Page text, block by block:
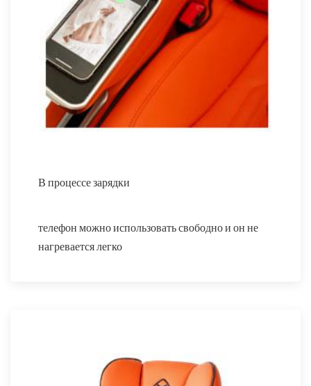
В процессе зарядки
телефон можно использовать свободно и он не
нагревается легко